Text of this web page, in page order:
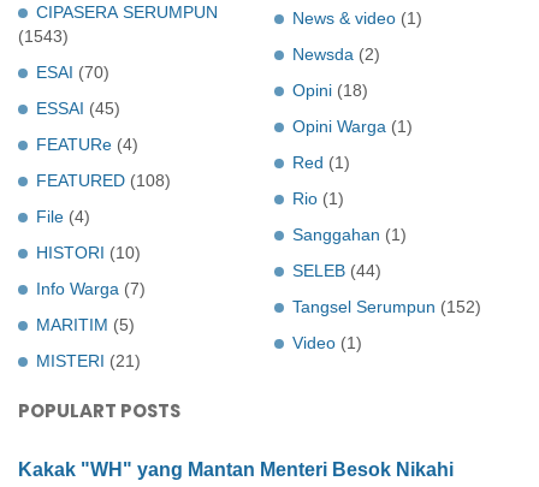
CIPASERA SERUMPUN
(1543)
ESAI (70)
ESSAI (45)
FEATURe (4)
FEATURED (108)
File (4)
HISTORI (10)
Info Warga (7)
MARITIM (5)
MISTERI (21)
News & video (1)
Newsda (2)
Opini (18)
Opini Warga (1)
Red (1)
Rio (1)
Sanggahan (1)
SELEB (44)
Tangsel Serumpun (152)
Video (1)
POPULART POSTS
Kakak "WH" yang Mantan Menteri Besok Nikahi